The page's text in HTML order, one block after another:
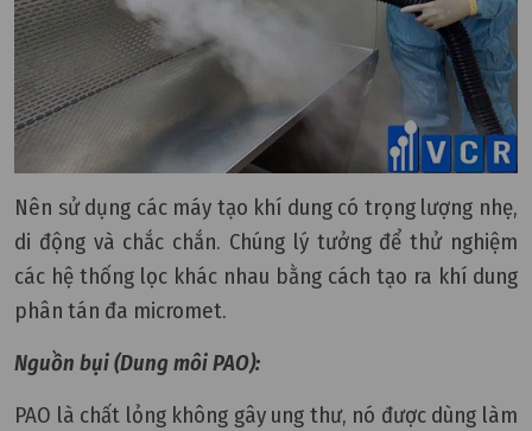
Nên sử dụng các máy tạo khí dung có trọng lượng nhẹ,
di động và chắc chắn. Chúng lý tưởng để thử nghiệm
các hệ thống lọc khác nhau bằng cách tạo ra khí dung
phân tán đa micromet.
Nguồn bụi (Dung môi PAO):
PAO là chất lỏng không gây ung thư, nó được dùng làm